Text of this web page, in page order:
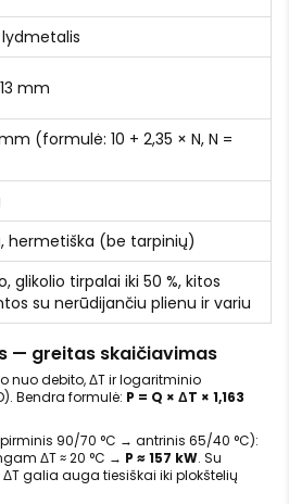
lydmetalis
mm
(formulė: 10 + 2,35 × N, N =
hermetiška (be tarpinių)
glikolio tirpalai iki 50 %, kitos
su nerūdijančiu plienu ir variu
— greitas skaičiavimas
nuo debito, ΔT ir logaritminio
Bendra formulė: P = Q × ΔT × 1,163
90/70 °C → antrinis 65/40 °C):
ΔT ≈ 20 °C → P ≈ 157 kW. Su
galia auga tiesiškai iki plokštelių